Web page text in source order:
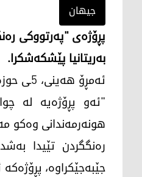
جیهان
پڕۆژەی "پەرتووکی
بەریتانیا پێشکەشکرا.
"ئەو پڕۆژەیە لە
هونەرمەندانی وەکو
رەنگگردن تێیدا
جێبەجێکراوە،